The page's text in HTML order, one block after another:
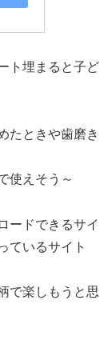
ト埋まると子ど
たときや歯磨き
使えそう～
ードできるサイ
ているサイト
で楽しもうと思